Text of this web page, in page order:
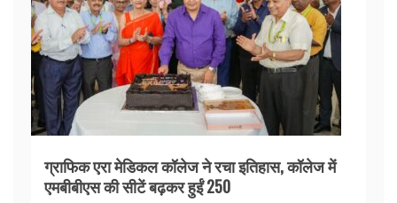
ग्राफिक एरा मेडिकल कॉलेज ने रचा इतिहास, कॉलेज में
एमबीबीएस की सीटें बढ़कर हुईं 250